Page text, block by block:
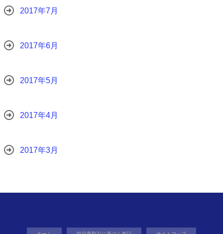
2017年7月
2017年6月
2017年5月
2017年4月
2017年3月